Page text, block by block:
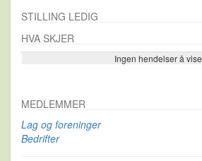
STILLING LEDIG
HVA SKJER
Ingen hendelser å vise
Se flere…
MEDLEMMER
Lag og foreninger
Bedrifter